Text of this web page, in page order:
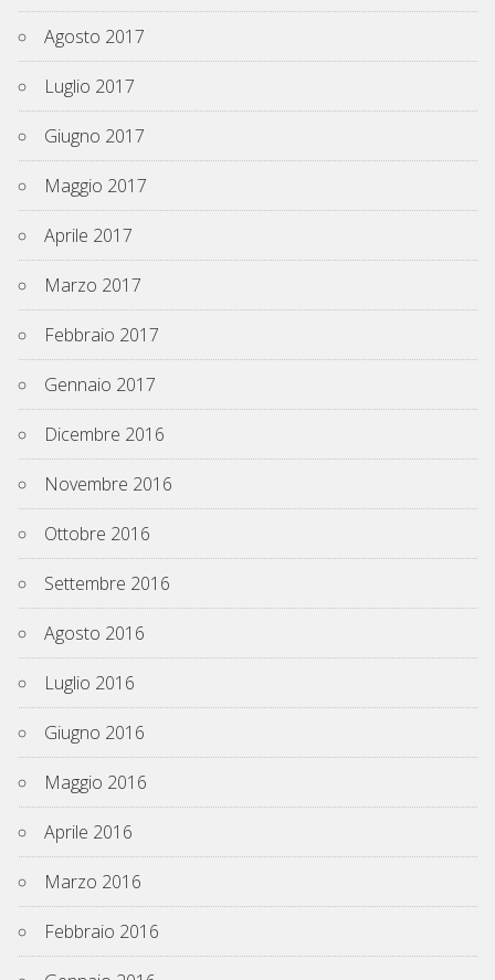
Agosto 2017
Luglio 2017
Giugno 2017
Maggio 2017
Aprile 2017
Marzo 2017
Febbraio 2017
Gennaio 2017
Dicembre 2016
Novembre 2016
Ottobre 2016
Settembre 2016
Agosto 2016
Luglio 2016
Giugno 2016
Maggio 2016
Aprile 2016
Marzo 2016
Febbraio 2016